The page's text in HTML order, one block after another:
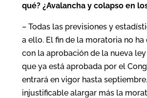
qué? ¿Avalancha y colapso en
– Todas las previsiones y
a ello. El fin de la moratoria no
con la aprobación de la nueva
que ya está aprobada por el
entrará en vigor hasta
injustificable alargar más la